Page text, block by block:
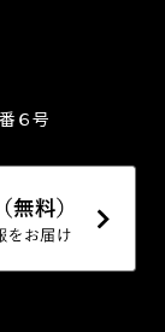
６号